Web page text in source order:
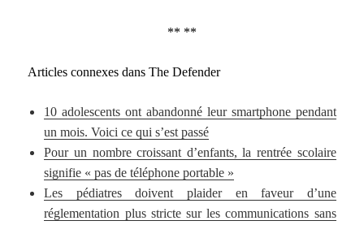
** **
Articles connexes dans The Defender
10 adolescents ont abandonné leur smartphone pendant
un mois. Voici ce qui s’est passé
Pour un nombre croissant d’enfants, la rentrée scolaire
signifie « pas de téléphone portable »
Les pédiatres doivent plaider en faveur d’une
réglementation plus stricte sur les communications sans